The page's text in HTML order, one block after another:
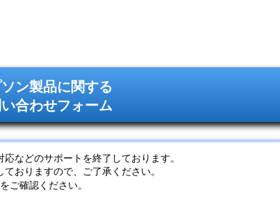
ン製品に関する
合わせフォーム
などのサポートを終了しております。
おりますので、ご了承ください。
をご確認ください。